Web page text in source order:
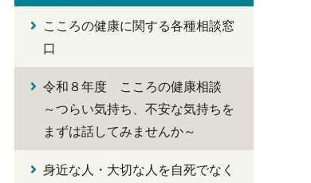
こころの健康に関する各種相談窓
口
令和８年度 こころの健康相談
～つらい気持ち、不安な気持ちを
まずは話してみませんか～
身近な人・大切な人を自死でなく